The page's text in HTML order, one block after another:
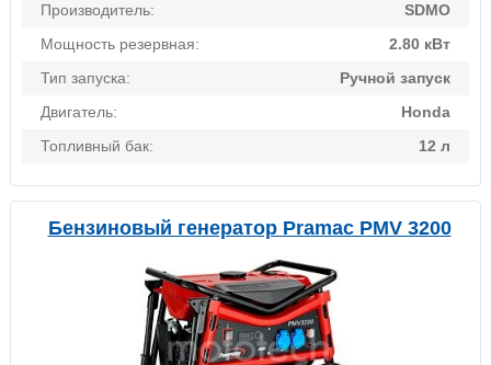
Производитель:
SDMO
Мощность резервная:
2.80 кВт
Тип запуска:
Ручной запуск
Двигатель:
Honda
Топливный бак:
12 л
Бензиновый генератор Pramac PMV 3200